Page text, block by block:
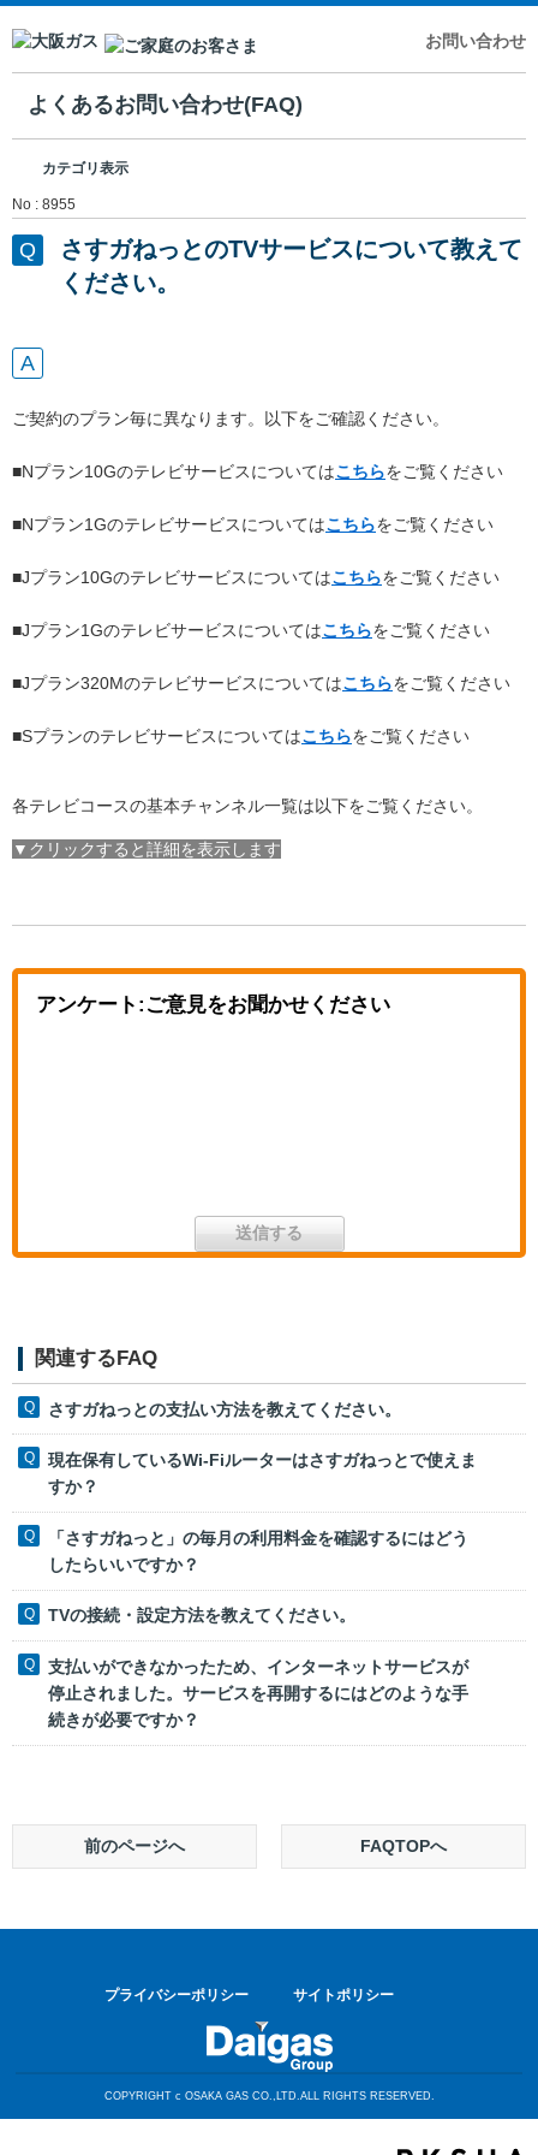
お問い合わせ
よくあるお問い合わせ(FAQ)
カテゴリ表示
No : 8955
さすガねっとのTVサービスについて教えて
ください。
ご契約のプラン毎に異なります。以下をご確認ください。
■Nプラン10Gのテレビサービスについてはこちらをご覧ください
■Nプラン1Gのテレビサービスについてはこちらをご覧ください
■Jプラン10Gのテレビサービスについてはこちらをご覧ください
■Jプラン1Gのテレビサービスについてはこちらをご覧ください
■Jプラン320Mのテレビサービスについてはこちらをご覧ください
■Sプランのテレビサービスについてはこちらをご覧ください
各テレビコースの基本チャンネル一覧は以下をご覧ください。
▼クリックすると詳細を表示します
アンケート:ご意見をお聞かせください
関連するFAQ
さすガねっとの支払い方法を教えてください。
現在保有しているWi-Fiルーターはさすガねっとで使えま
すか？
「さすガねっと」の毎月の利用料金を確認するにはどう
したらいいですか？
TVの接続・設定方法を教えてください。
支払いができなかったため、インターネットサービスが
停止されました。サービスを再開するにはどのような手
続きが必要ですか？
前のページへ FAQTOPへ
プライバシーポリシー サイトポリシー
COPYRIGHT c OSAKA GAS CO.,LTD.ALL RIGHTS RESERVED.